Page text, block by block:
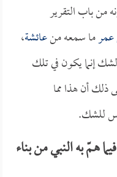
من باب التقرير
عمرما سمعه منعائشة،
إنما يكون في تلك
ذلك أن هذا مما
للشك.
همّ به النبي من بناء